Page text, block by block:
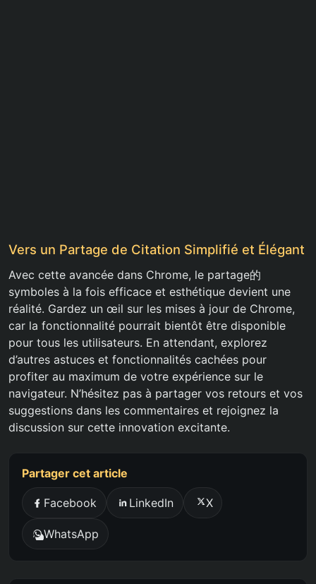
Vers un Partage de Citation Simplifié et Élégant
Avec cette avancée dans Chrome, le partage的
symboles à la fois efficace et esthétique devient une
réalité. Gardez un œil sur les mises à jour de Chrome,
car la fonctionnalité pourrait bientôt être disponible
pour tous les utilisateurs. En attendant, explorez
d’autres astuces et fonctionnalités cachées pour
profiter au maximum de votre expérience sur le
navigateur. N’hésitez pas à partager vos retours et vos
suggestions dans les commentaires et rejoignez la
discussion sur cette innovation excitante.
Partager cet article
Facebook LinkedIn X
WhatsApp